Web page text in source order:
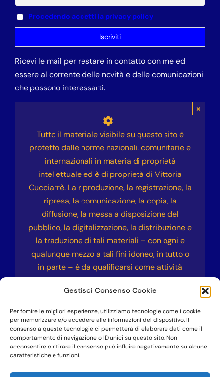
Gestisci Consenso Cookie
Per fornire le migliori esperienze, utilizziamo tecnologie come i cookie
per memorizzare e/o accedere alle informazioni del dispositivo. Il
consenso a queste tecnologie ci permetterà di elaborare dati come il
comportamento di navigazione o ID unici su questo sito. Non
acconsentire o ritirare il consenso può influire negativamente su alcune
caratteristiche e funzioni.
Procedendo accetti la privacy policy
Ricevi le mail per restare in contatto con me ed
essere al corrente delle novità e delle comunicazioni
che possono interessarti.
Tutto il materiale visibile su questo sito è
protetto dalle norme nazionali, comunitarie e
internazionali in materia di proprietà
intellettuale ed è di proprietà di Vittoria
Cucciarrè. La riproduzione, la registrazione, la
ripresa, la comunicazione, la copia, la
diffusione, la messa a disposizione del
pubblico, la digitalizzazione, la distribuzione e
la traduzione di tali materiali – con ogni e
qualunque mezzo a tali fini idoneo, in tutto o
in parte – è da qualificarsi come attività
illecita e sarà sanzionata civilmente e
penalmente secondo le normative vigenti
nell’ordinamento italiano ed internazionale.
×
©COPYRIGHT 2023-2024